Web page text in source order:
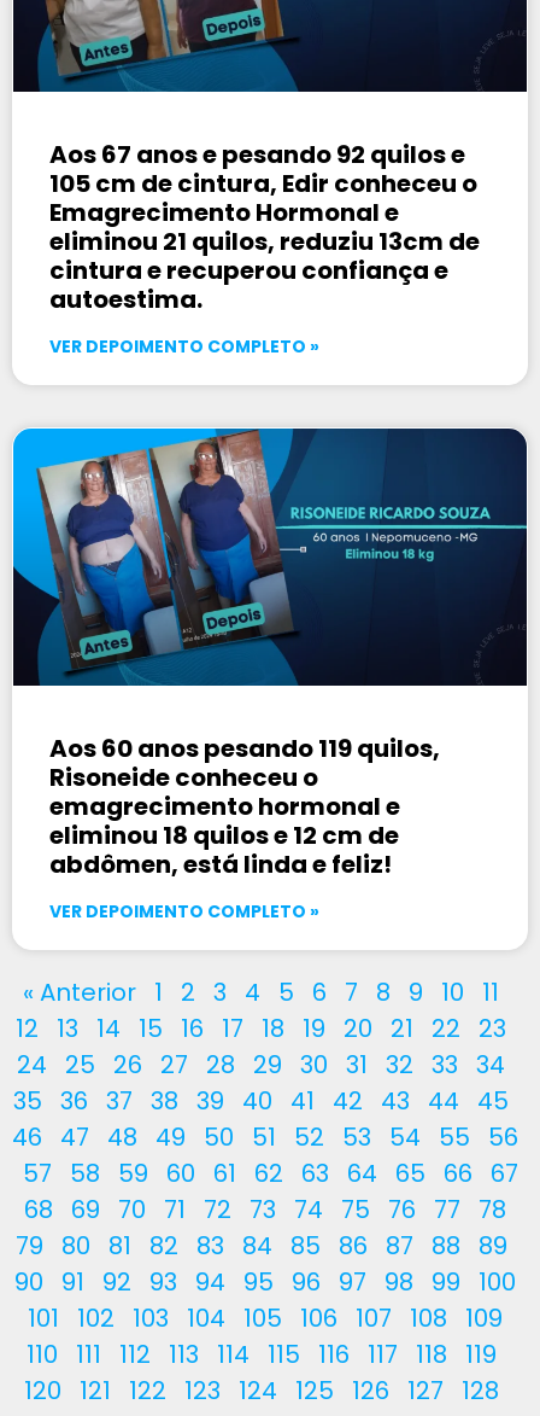
Aos 67 anos e pesando 92 quilos e
105 cm de cintura, Edir conheceu o
Emagrecimento Hormonal e
eliminou 21 quilos, reduziu 13cm de
cintura e recuperou confiança e
autoestima.
VER DEPOIMENTO COMPLETO »
Aos 60 anos pesando 119 quilos,
Risoneide conheceu o
emagrecimento hormonal e
eliminou 18 quilos e 12 cm de
abdômen, está linda e feliz!
VER DEPOIMENTO COMPLETO »
« Anterior 1 2 3 4 5 6 7 8 9 10
11
12
13 14 15 16 17 18 19 20 21 22
23
24
25 26 27 28 29 30 31 32 33 34
35 36 37 38 39 40 41 42 43 44
45
46
47 48 49 50 51 52 53 54 55
56
57
58 59 60 61 62 63 64 65 66
67
68
69 70 71 72 73 74 75 76 77
78
79
80 81 82 83 84 85 86 87 88
89
90
91 92 93 94 95 96 97 98 99
100
101
102 103 104 105 106 107 108
109
110
111 112 113 114 115 116 117 118
119
120
121 122 123 124 125 126 127
128